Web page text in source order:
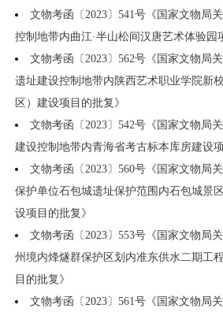
文物考函〔2023〕541号《国家文物局
控制地带内曲江·半山松间汉唐艺术体验园
文物考函〔2023〕562号《国家文物局
遗址建设控制地带内陕西艺术职业学院新
区）建设项目的批复》
文物考函〔2023〕542号《国家文物局
建设控制地带内青海省考古标本库房建设项
文物考函〔2023〕560号《国家文物局
保护单位石包城遗址保护范围内石包城景
设项目的批复》
文物考函〔2023〕553号《国家文物局
州境内烽燧群保护区划内准东供水二期工
目的批复》
文物考函〔2023〕561号《国家文物局